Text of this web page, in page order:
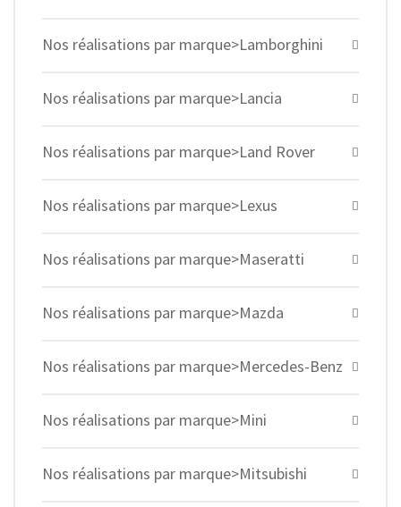
Nos réalisations par marque>Lamborghini
Nos réalisations par marque>Lancia
Nos réalisations par marque>Land Rover
Nos réalisations par marque>Lexus
Nos réalisations par marque>Maseratti
Nos réalisations par marque>Mazda
Nos réalisations par marque>Mercedes-Benz
Nos réalisations par marque>Mini
Nos réalisations par marque>Mitsubishi